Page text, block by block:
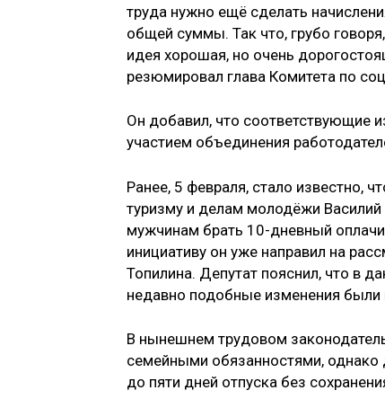
труда нужно ещё сделать
общей суммы. Так что, грубо
идея хорошая, но очень
резюмировал глава Комитета по
Он добавил, что соответствующие
участием объединения
Ранее, 5 февраля, стало известно,
туризму и делам молодёжи
мужчинам брать 10-дневный
инициативу он уже направил на
Топилина. Депутат пояснил, что в
недавно подобные изменения
В нынешнем трудовом
семейными обязанностями,
до пяти дней отпуска без